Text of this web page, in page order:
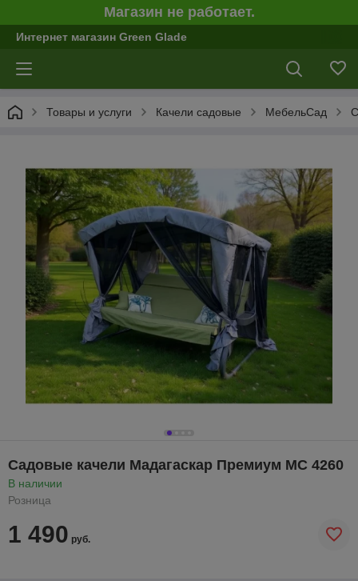
Магазин не работает.
Интернет магазин Green Glade
Товары и услуги Качели садовые МебельСад
Садовые качели Мадагаскар Премиум МС 4260
В наличии
Розница
1 490 руб.